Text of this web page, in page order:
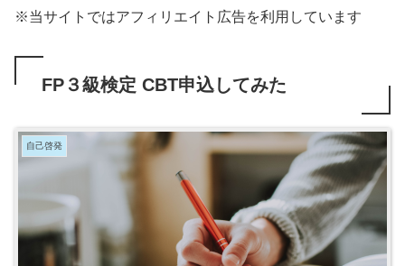
※当サイトではアフィリエイト広告を利用しています
FP３級検定 CBT申込してみた
自己啓発